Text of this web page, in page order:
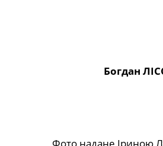
Богдан
Фото надане Іриною